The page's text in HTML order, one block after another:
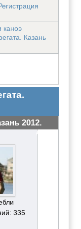
каноэ
Казань
2012.
#3086
335